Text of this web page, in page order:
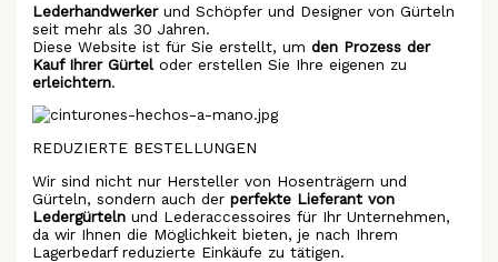
Lederhandwerkerund Schöpfer und Designer von Gürteln
seit mehr als 30 Jahren.
Diese Website ist für Sie erstellt, umden Prozess der
Kauf Ihrer Gürteloder erstellen Sie Ihre eigenen zu
erleichtern.
REDUZIERTE BESTELLUNGEN
Wir sind nicht nur Hersteller von Hosenträgern und
Gürteln, sondern auch derperfekte Lieferant von
Ledergürteln und Lederaccessoires für Ihr Unternehmen,
da wir Ihnen die Möglichkeit bieten, je nach Ihrem
Lagerbedarf reduzierte Einkäufe zu tätigen.